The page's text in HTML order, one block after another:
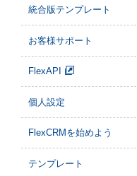
統合版テンプレート
お客様サポート
FlexAPI
個人設定
FlexCRMを始めよう
テンプレート